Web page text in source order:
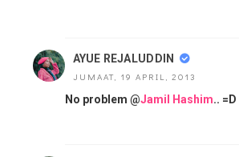
AYUE REJALUDDIN
JUMAAT, 19 APRIL, 2013
No problem @Jamil Hashim.. =D